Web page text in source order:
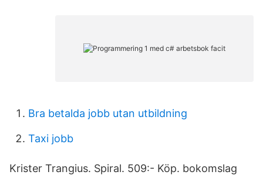
Bra betalda jobb utan utbildning
Taxi jobb
Krister Trangius. Spiral. 509:- Köp. bokomslag